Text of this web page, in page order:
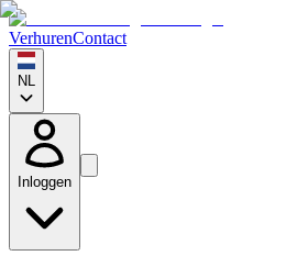
VerhurenContact
NL
Inloggen